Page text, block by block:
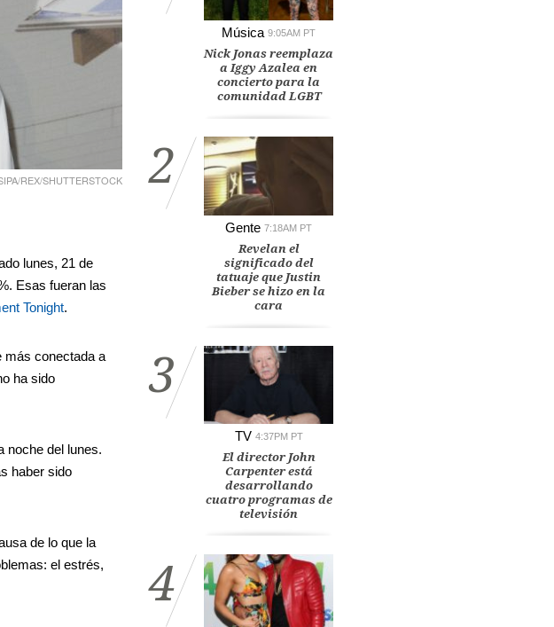
REX/SHUTTERSTOCK
lunes, 21 de
Esas fueran las
Tonight.
más conectada a
ha sido
noche del lunes.
haber sido
de lo que la
el estrés,
Música 9:05AM PT
Nick Jonas reemplaza
a Iggy Azalea en
concierto para la
comunidad LGBT
2
Gente 7:18AM PT
Revelan el
significado del
tatuaje que Justin
Bieber se hizo en la
cara
3
TV 4:37PM PT
El director John
Carpenter está
desarrollando
cuatro programas de
televisión
4